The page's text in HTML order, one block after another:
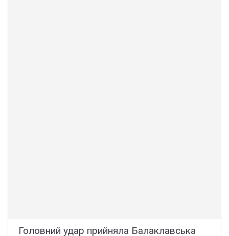
Головний удар прийняла Балаклавська